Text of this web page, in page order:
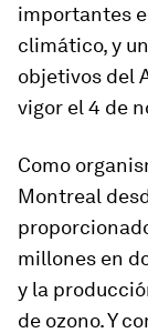
importantes
climático, y
objetivos del
vigor el 4 de
Como
Montreal
millones en
y la
de ozono. Y